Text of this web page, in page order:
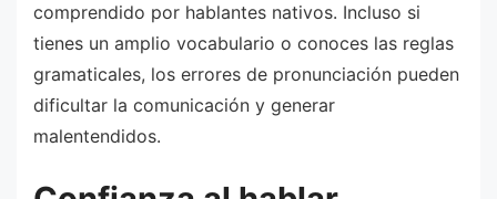
comprendido por hablantes nativos. Incluso si
tienes un amplio vocabulario o conoces las reglas
gramaticales, los errores de pronunciación pueden
dificultar la comunicación y generar
malentendidos.